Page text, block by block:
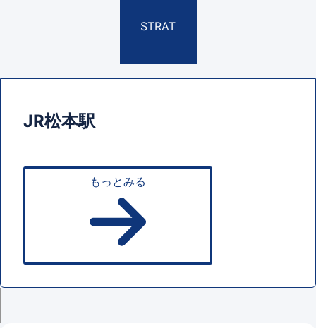
STRAT
JR松本駅
もっとみる